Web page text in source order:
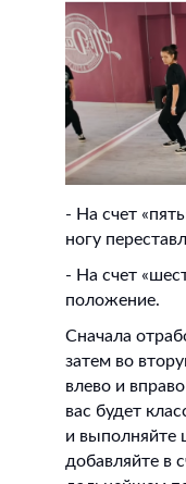
- На счет
ногу
- На счет
положение.
Сначала
затем во
влево и
вас будет
и выполняйте
добавляйте в